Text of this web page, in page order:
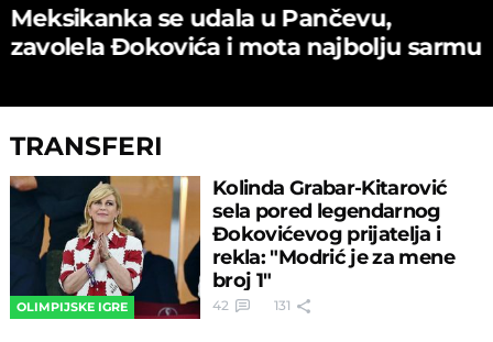
Meksikanka se udala u Pančevu,
zavolela Đokovića i mota najbolju sarmu
TRANSFERI
OLIMPIJSKE IGRE
Kolinda Grabar-Kitarović
sela pored legendarnog
Đokovićevog prijatelja i
rekla: "Modrić je za mene
broj 1"
42 131